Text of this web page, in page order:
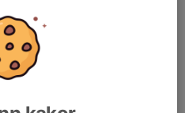
och styrketräning som
välkomnar masters,
som vill delta. Kör
kommer man helt enkelt ut